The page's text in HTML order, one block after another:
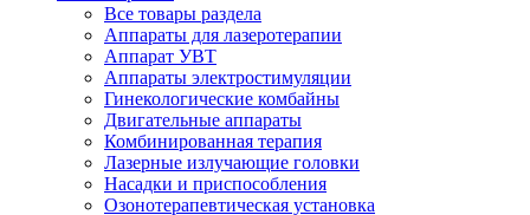
Все товары раздела
Аппараты для лазеротерапии
Аппарат УВТ
Аппараты электростимуляции
Гинекологические комбайны
Двигательные аппараты
Комбинированная терапия
Лазерные излучающие головки
Насадки и приспособления
Озонотерапевтическая установка